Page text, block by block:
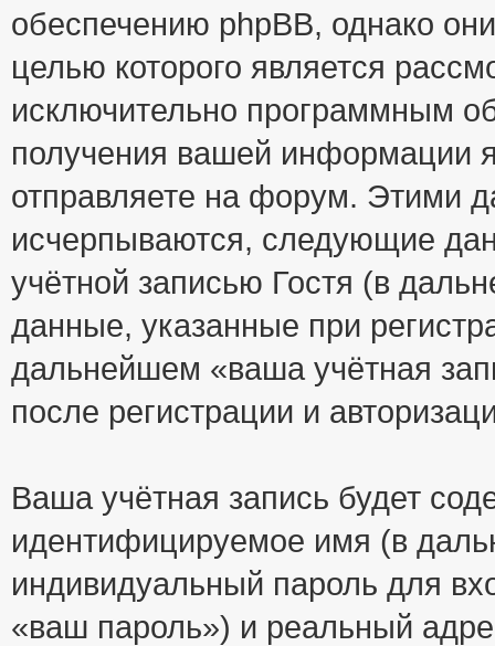
обеспечению phpBB, однако
целью которого является
исключительно программным
получения вашей информации
отправляете на форум. Этими
исчерпываются, следующие
учётной записью Гостя (в
данные, указанные при
дальнейшем «ваша учётная
после регистрации и
Ваша учётная запись будет
идентифицируемое имя (в
индивидуальный пароль для
«ваш пароль») и реальный